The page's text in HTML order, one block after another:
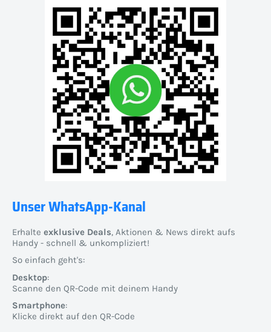
Unser WhatsApp-Kanal
Erhalte exklusive Deals, Aktionen & News direkt aufs
Handy - schnell & unkompliziert!
So einfach geht's:
Desktop:
Scanne den QR-Code mit deinem Handy
Smartphone:
Klicke direkt auf den QR-Code